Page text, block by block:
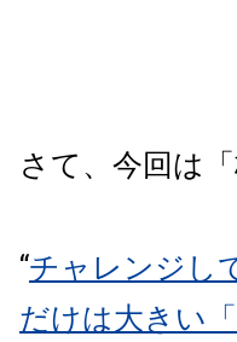
さて、今回は
“チャレンジし
だけは大きい